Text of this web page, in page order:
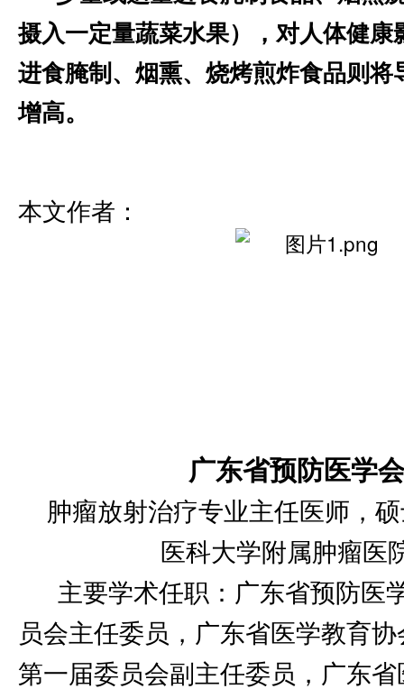
摄入一定量蔬菜水果），对人体健康
进食腌制、烟熏、烧烤煎炸食品则将
增高。
本文作者：
广东省预防医学
肿瘤放射治疗专业主任医师，
医科大学附属肿瘤医
主要学术任职：广东省预防医
员会主任委员，广东省医学教育
第一届委员会副主任委员，广东